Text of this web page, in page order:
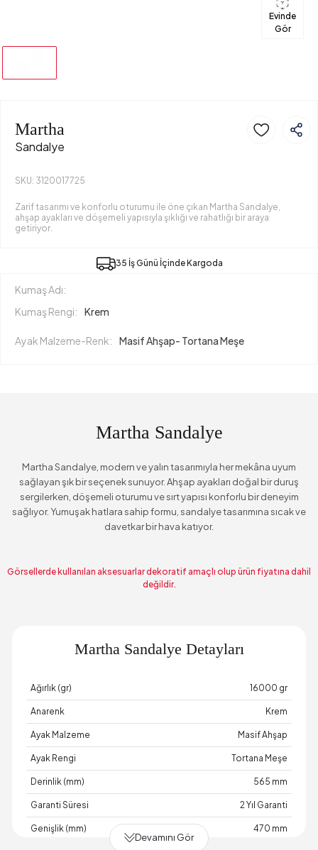
Evinde
Gör
Martha
Sandalye
SKU: 3120017725
Zarif tasarımı ve konforlu oturumu ile öne çıkan Martha Sandalye,
ahşap ayakları ve döşemeli yapısıyla şıklığı ve rahatlığı bir araya
getiriyor.
35 İş Günü İçinde Kargoda
Kumaş Adı:
Kumaş Rengi:
Krem
Ayak Malzeme-Renk: Masif Ahşap- Tortana Meşe
Martha Sandalye
Martha Sandalye, modern ve yalın tasarımıyla her mekâna uyum
sağlayan şık bir seçenek sunuyor. Ahşap ayakları doğal bir duruş
sergilerken, döşemeli oturumu ve sırt yapısı konforlu bir deneyim
sağlıyor. Yumuşak hatlara sahip formu, sandalye tasarımına sıcak ve
davetkar bir hava katıyor.
Görsellerde kullanılan aksesuarlar dekoratif amaçlı olup ürün fiyatına dahil
değildir.
Martha Sandalye Detayları
Ağırlık (gr) 16000 gr
Anarenk Krem
Ayak Malzeme Masif Ahşap
Ayak Rengi Tortana Meşe
Derinlik (mm) 565 mm
Garanti Süresi 2 Yıl Garanti
Genişlik (mm) 470 mm
Devamını Gör